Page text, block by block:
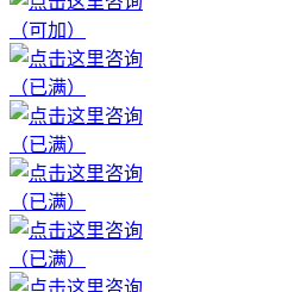
（可加）
（已满）
（已满）
（已满）
（已满）